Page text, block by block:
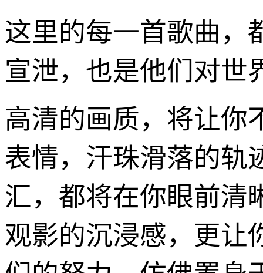
这里的每一首歌曲，
宣泄，也是他们对世
高清的画质，将让你
表情，汗珠滑落的轨
汇，都将在你眼前清
观影的沉浸感，更让